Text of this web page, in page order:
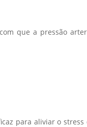
que a pressão
para aliviar o stress